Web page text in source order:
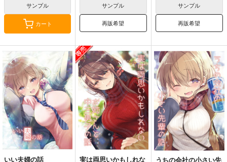
サンプル
カート
サンプル
再販希望
サンプル
再販希望
いい夫婦の話 実は両思いかもしれな うちの会社の小さい先